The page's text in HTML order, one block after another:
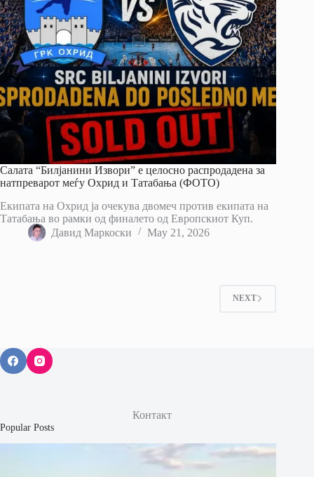
Салата “Билјанини Извори” е целосно распродадена за
натпреварот меѓу Охрид и Татабања (ФОТО)
Екипата на Охрид ја очекува двомеч против екипата на
Татабања во рамки од финалето од Европскиот Куп.
Давид Маркоски
May 21, 2026
NEXT
Контакт
Popular Posts